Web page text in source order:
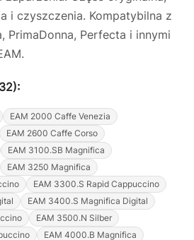
i czyszczenia. Kompatybilna z
PrimaDonna, Perfecta i innymi
EAM 2000 Caffe Venezia
EAM 2600 Caffe Corso
EAM 3100.SB Magnifica
EAM 3250 Magnifica
EAM 3300.S Rapid Cappuccino
EAM 3400.S Magnifica Digital
EAM 3500.N Silber
EAM 4000.B Magnifica